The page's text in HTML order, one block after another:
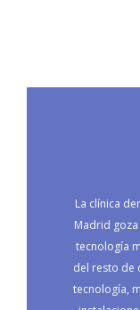
La clínica
Madrid
tecnología
del resto de
tecnología,